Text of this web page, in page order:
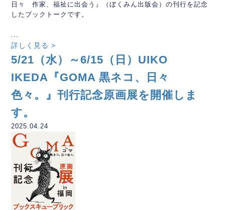
日々 作家、福祉に出会う』（ぼくみん出版会）の刊行を記念
したブックトークです。
詳しく見る >
5/21（水）～6/15（日）UIKO
IKEDA『GOMA 黒ネコ、日々
色々。』刊行記念原画展を開催しま
す。
2025.04.24